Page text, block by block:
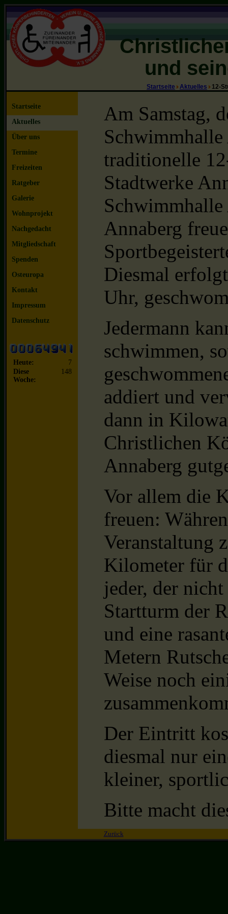
und
Startseite Aktuelles 12-
Startseite
Aktuelles
Über uns
Termine
Freizeiten
Ratgeber
Galerie
Wohnprojekt
Nachgedacht
Mitgliedschaft
Spenden
Osteuropa
Kontakt
Impressum
Datenschutz
Heute:
7
Diese
Woche:
148
Am Samstag,
traditionelle
Stadtwerke
Annaberg
Diesmal
Uhr,
Jedermann
schwimmen,
addiert und
dann in
Christlichen
Annaberg
Vor allem die
freuen:
Veranstaltung
Kilometer für
jeder, der
Startturm der
und eine
Metern
Weise noch
Der Eintritt
diesmal nur
kleiner,
Bitte macht
Zurück